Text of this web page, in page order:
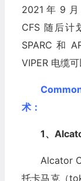
2021 年 9 月
CFS 随后计
SPARC 和
VIPER 电缆
术：
1、
Alcator
托卡马克（